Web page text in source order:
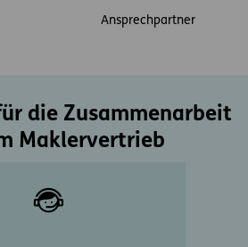
Ansprechpartner
die Zusammenarbeit
Maklervertrieb